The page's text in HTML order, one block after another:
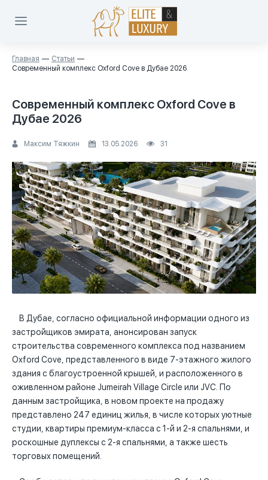
Главная
Статьи
Современный комплекс Oxford Cove в Дубае 2026
Современный комплекс Oxford Cove в
Дубае 2026
Максим Тяжкин 13.05.2026 31
В Дубае, согласно официальной информации одного из
застройщиков эмирата, анонсирован запуск
строительства современного комплекса под названием
Oxford Cove, представленного в виде 7-этажного жилого
здания с благоустроенной крышей, и расположенного в
оживленном районе Jumeirah Village Circle или JVC. По
данным застройщика, в новом проекте на продажу
представлено 247 единиц жилья, в числе которых уютные
студии, квартиры премиум-класса с 1-й и 2-я спальнями, и
роскошные дуплексы с 2-я спальнями, а также шесть
торговых помещений.